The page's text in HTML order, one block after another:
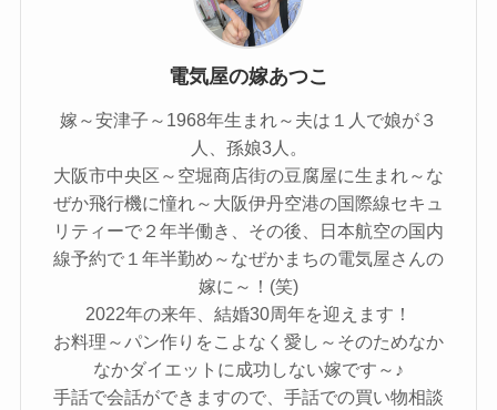
電気屋の嫁あつこ
嫁～安津子～1968年生まれ～夫は１人で娘が３
人、孫娘3人。
大阪市中央区～空堀商店街の豆腐屋に生まれ～な
ぜか飛行機に憧れ～大阪伊丹空港の国際線セキュ
リティーで２年半働き、その後、日本航空の国内
線予約で１年半勤め～なぜかまちの電気屋さんの
嫁に～！(笑)
2022年の来年、結婚30周年を迎えます！
お料理～パン作りをこよなく愛し～そのためなか
なかダイエットに成功しない嫁です～♪
手話で会話ができますので、手話での買い物相談